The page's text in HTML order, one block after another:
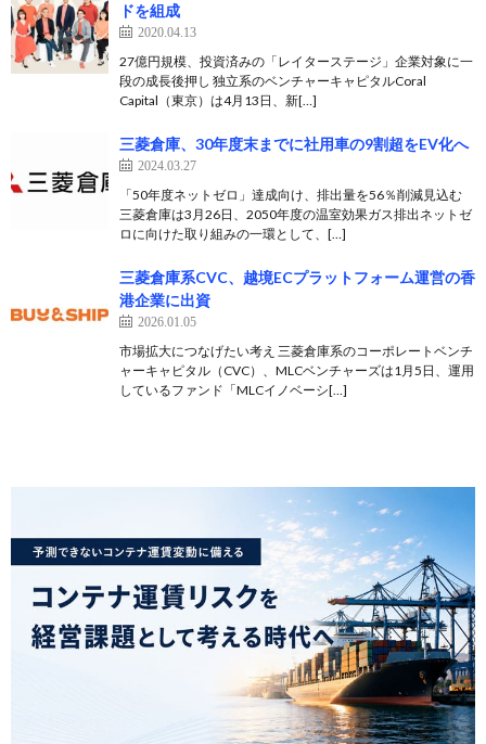
ドを組成
2020.04.13
27億円規模、投資済みの「レイターステージ」企業対象に一
段の成長後押し 独立系のベンチャーキャピタルCoral
Capital（東京）は4月13日、新[…]
三菱倉庫、30年度末までに社用車の9割超をEV化へ
2024.03.27
「50年度ネットゼロ」達成向け、排出量を56％削減見込む
三菱倉庫は3月26日、2050年度の温室効果ガス排出ネットゼ
ロに向けた取り組みの一環として、[…]
三菱倉庫系CVC、越境ECプラットフォーム運営の香
港企業に出資
2026.01.05
市場拡大につなげたい考え 三菱倉庫系のコーポレートベンチ
ャーキャピタル（CVC）、MLCベンチャーズは1月5日、運用
しているファンド「MLCイノベーシ[…]